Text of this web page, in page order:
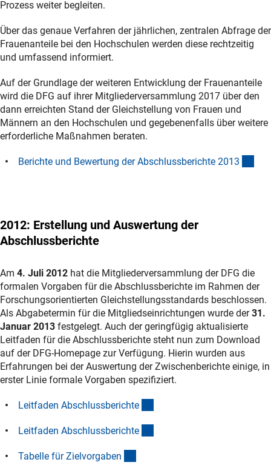
Prozess weiter begleiten.
Über das genaue Verfahren der jährlichen, zentralen Abfrage der
Frauenanteile bei den Hochschulen werden diese rechtzeitig
und umfassend informiert.
Auf der Grundlage der weiteren Entwicklung der Frauenanteile
wird die DFG auf ihrer Mitgliederversammlung 2017 über den
dann erreichten Stand der Gleichstellung von Frauen und
Männern an den Hochschulen und gegebenenfalls über weitere
erforderliche Maßnahmen beraten.
Berichte und Bewertung der Abschlussberichte 201 3
2012: Erstellung und Auswertung der
Abschlussberichte
Am 4. Juli 2012 hat die Mitgliederversammlung der DFG die
formalen Vorgaben für die Abschlussberichte im Rahmen der
Forschungsorientierten Gleichstellungsstandards beschlossen.
Als Abgabetermin für die Mitgliedseinrichtungen wurde der31.
Januar 2013 festgelegt. Auch der geringfügig aktualisierte
Leitfaden für die Abschlussberichte steht nun zum Download
auf der DFG-Homepage zur Verfügung. Hierin wurden aus
Erfahrungen bei der Auswertung der Zwischenberichte einige, in
erster Linie formale Vorgaben spezifiziert.
Leitfaden Abschlussberichte
Leitfaden Abschlussberichte
Tabelle für Zielvorgaben